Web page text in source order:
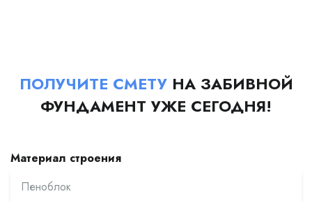
ПОЛУЧИТЕ СМЕТУНА ЗАБИВНОЙ
ФУНДАМЕНТ УЖЕ СЕГОДНЯ!
Материал строения